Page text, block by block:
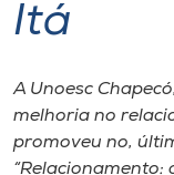
Portal de Ensino
A
Itá
A Unoesc
melhoria no
promoveu no,
“Relacionamento: